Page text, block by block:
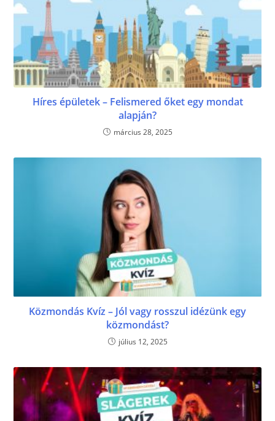
Híres épületek – Felismered őket egy mondat
alapján?
március 28, 2025
Közmondás Kvíz – Jól vagy rosszul idézünk egy
közmondást?
július 12, 2025